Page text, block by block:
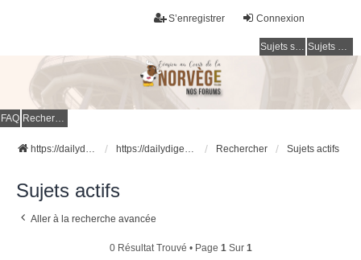
Connexion
S’enregistrer
Sujets sans réponse Sujets actifs
FAQ Rechercher
https://dailydigesthub.com https://dailydigesthub.com Rechercher Sujets actifs
Sujets actifs
Aller à la recherche avancée
0 Résultat Trouvé • Page 1Sur 1